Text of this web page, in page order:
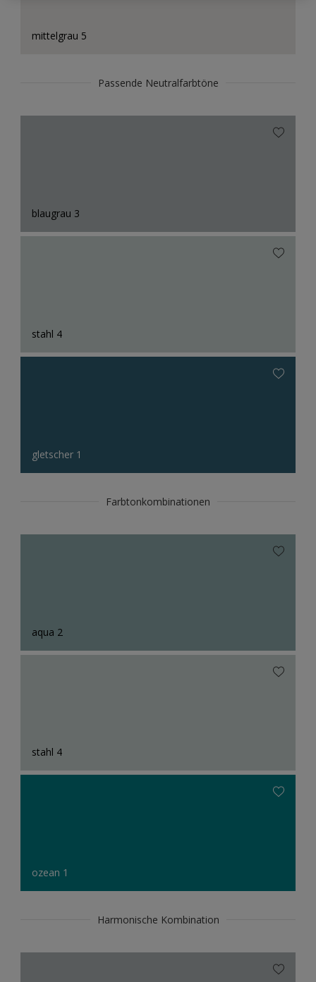
mittelgrau 5
Passende Neutralfarbtöne
blaugrau 3
stahl 4
gletscher 1
Farbtonkombinationen
aqua 2
stahl 4
ozean 1
Harmonische Kombination